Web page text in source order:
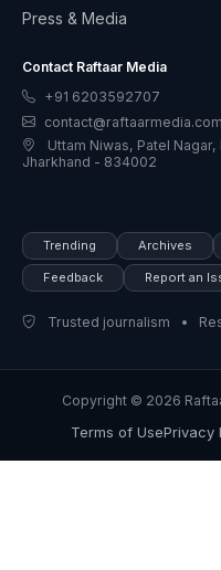
Press & Media
Contact Raftaar Media
+91 6203592707
contact@raftaarmedia.com
Uttam Niwas, Patel
Jharkhand - 834002
Trending Archives
Feedback Report an
Trusted journalism •
Copyright © 2026
Terms of UsePrivacy